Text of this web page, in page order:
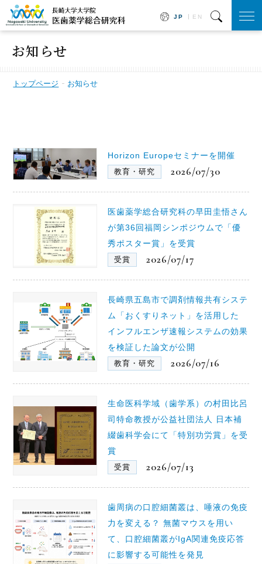
JP EN
お知らせ
トップページ お知らせ
Horizon Europeセミナーを開催
教育・研究
2026/07/30
医歯薬学総合研究科の早田圭悟さん
が第36回福岡シンポジウムで「優
秀ポスター賞」を受賞
受賞
2026/07/17
長崎県五島市で調剤情報共有システ
ム「おくすりネット」を活用した
インフルエンザ速報システムの効果
を検証した論文が公開
教育・研究
2026/07/16
生命医科学域（歯学系）の村田比呂
司特命教授が公益社団法人 日本補
綴歯科学会にて「特別功労賞」を受
賞
受賞
2026/07/13
歯周病の口腔細菌叢は、唾液の免疫
力を変える？ 無菌マウスを用い
て、口腔細菌叢がIgA関連免疫応答
に影響する可能性を発見